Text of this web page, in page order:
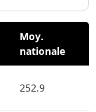
Moy.
nationale
252.9